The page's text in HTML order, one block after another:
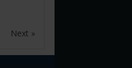
Next »